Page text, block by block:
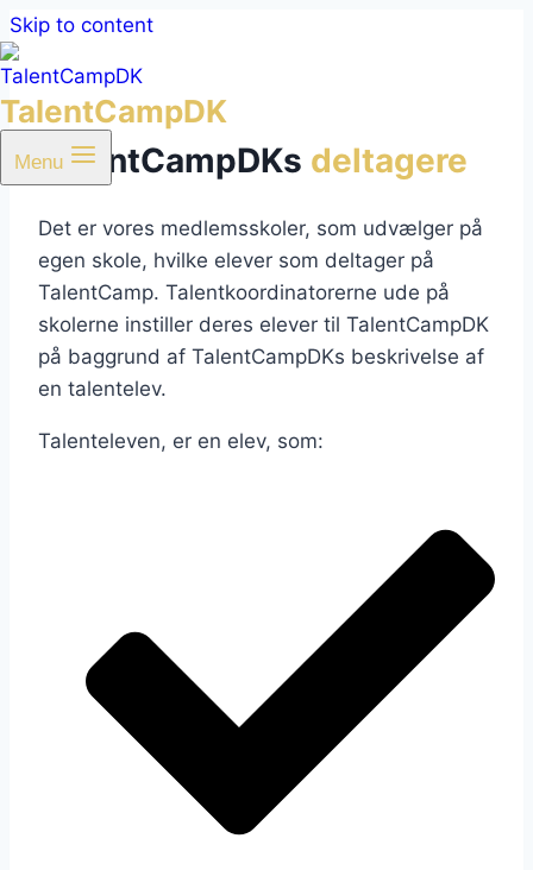
Skip to content
TalentCampDK
MenuTalentCampDKs deltagere
Det er vores medlemsskoler, som udvælger på
egen skole, hvilke elever som deltager på
TalentCamp. Talentkoordinatorerne ude på
skolerne instiller deres elever til TalentCampDK
på baggrund af TalentCampDKs beskrivelse af
en talentelev.
Talenteleven, er en elev, som: